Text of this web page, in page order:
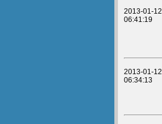
2013-01-12
06:41:19
2013-01-12
06:34:13